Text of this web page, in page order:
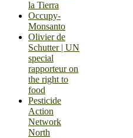
la Tierra
Occupy-
Monsanto
Olivier de
Schutter | UN
special
rapporteur on
the right to
food
Pesticide
Action
Network
North